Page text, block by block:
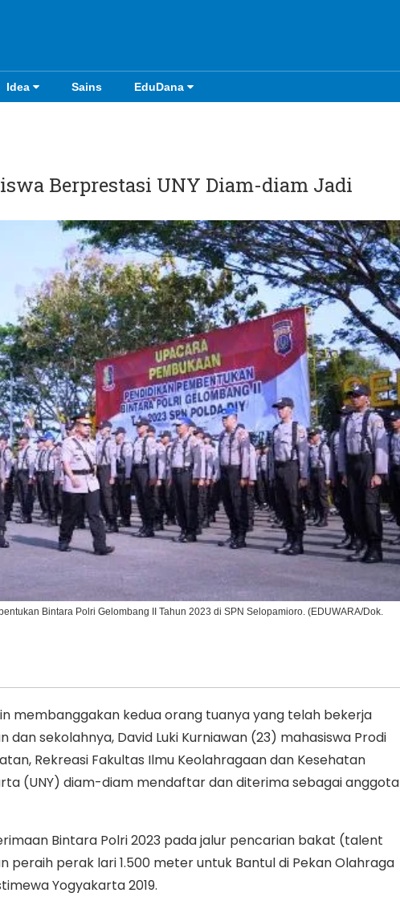
Idea Sains EduDana
Ikuti Kami di:
Berprestasi UNY Diam-diam Jadi
Bintara Polri Gelombang II Tahun 2023 di SPN Selopamioro. (EDUWARA/Dok.
membanggakan kedua orang tuanya yang telah bekerja
dan sekolahnya, David Luki Kurniawan (23) mahasiswa Prodi
Rekreasi Fakultas Ilmu Keolahragaan dan Kesehatan
(UNY) diam-diam mendaftar dan diterima sebagai anggota
Bintara Polri 2023 pada jalur pencarian bakat (talent
peraih perak lari 1.500 meter untuk Bantul di Pekan Olahraga
Yogyakarta 2019.